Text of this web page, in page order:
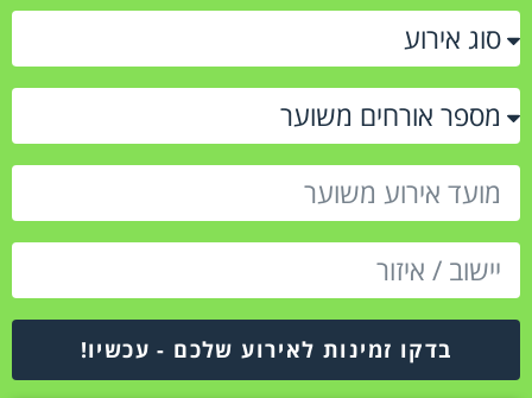
בדקו זמינות לאירוע שלכם - עכשיו!